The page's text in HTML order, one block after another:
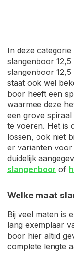
In deze
slangenboor
slangenboor
staat ook wel
boor heeft een
waarmee deze
een grove
te voeren. Het is
lossen, ook niet
er varianten voor
duidelijk
slangenboor of
Welke maat
Bij veel maten is
lang exemplaar
boor hier altijd
complete lengte